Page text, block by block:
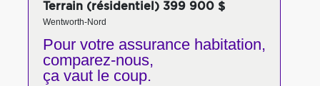
Terrain (résidentiel) 399 900 $
Wentworth-Nord
Pour votreassurance habitation,
comparez-nous,
ça vaut le coup.